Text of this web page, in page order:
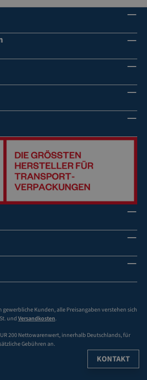
gewerbliche Kunden, alle Preisangaben verstehen sich
undVersandkosten.
200 Nettowarenwert, innerhalb Deutschlands, für
Gebühren an.
KONTAKT